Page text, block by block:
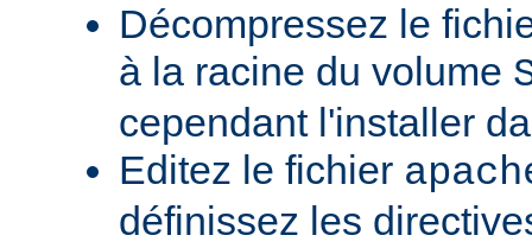
Décompressez le
à la racine du volume
cependant l'installer
Editez le fichier
définissez les